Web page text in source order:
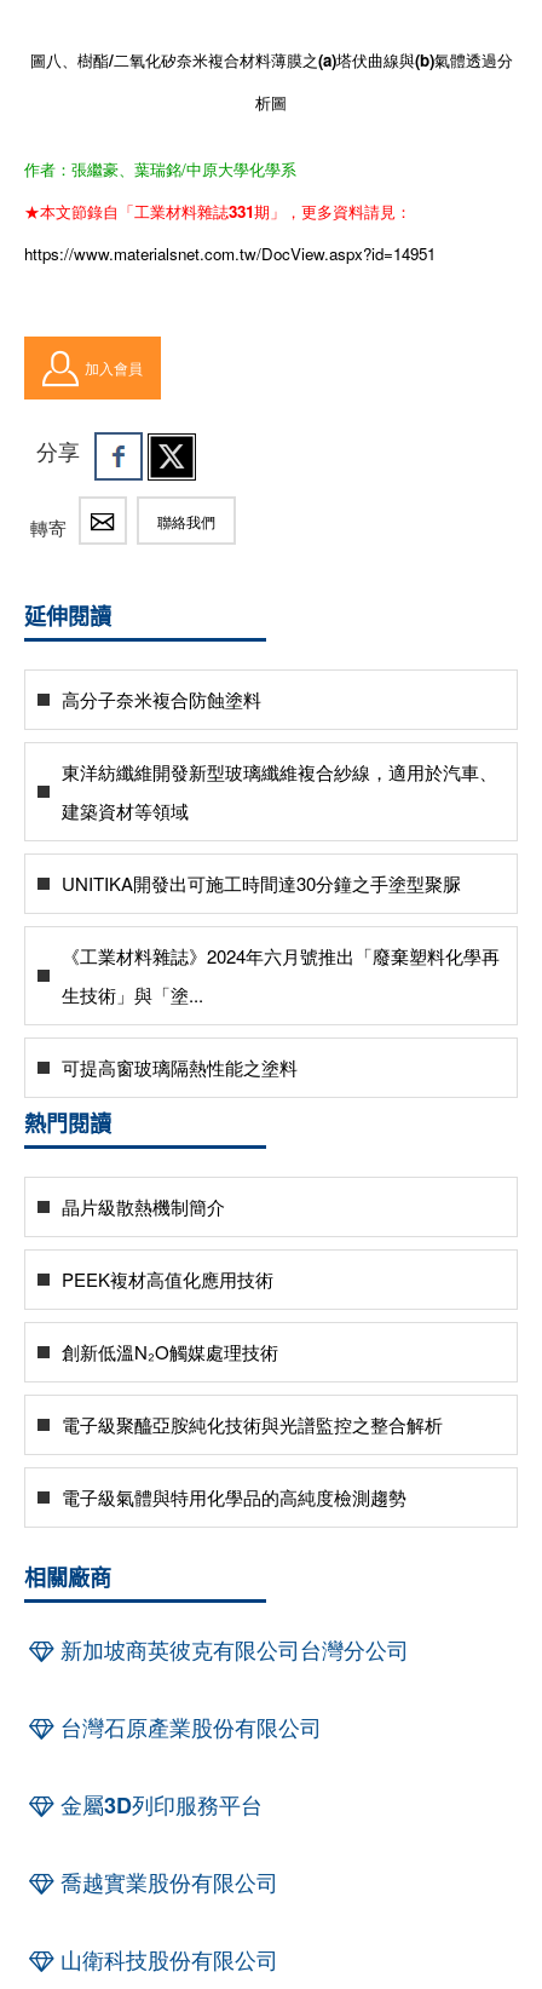
圖八、樹酯/二氧化矽奈米複合材料薄膜之(a)塔伏曲線與(b)氣體透過分
析圖
作者：張繼豪、葉瑞銘/中原大學化學系
★本文節錄自「工業材料雜誌331期」，更多資料請見：
https://www.materialsnet.com.tw/DocView.aspx?id=14951
加入會員
分享
轉寄 聯絡我們
延伸閱讀
高分子奈米複合防蝕塗料
東洋紡纖維開發新型玻璃纖維複合紗線，適用於汽車、
建築資材等領域
UNITIKA開發出可施工時間達30分鐘之手塗型聚脲
《工業材料雜誌》2024年六月號推出「廢棄塑料化學再
生技術」與「塗...
可提高窗玻璃隔熱性能之塗料
熱門閱讀
晶片級散熱機制簡介
PEEK複材高值化應用技術
創新低溫N₂O觸媒處理技術
電子級聚醯亞胺純化技術與光譜監控之整合解析
電子級氣體與特用化學品的高純度檢測趨勢
相關廠商
新加坡商英彼克有限公司台灣分公司
台灣石原產業股份有限公司
金屬3D列印服務平台
喬越實業股份有限公司
山衛科技股份有限公司